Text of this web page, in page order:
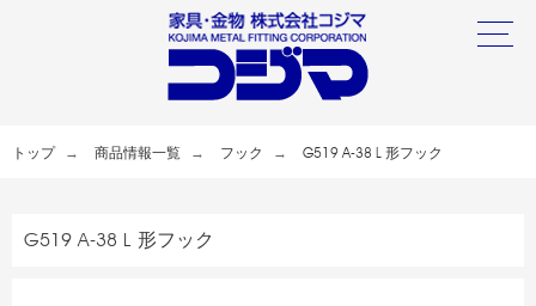
トップ 商品情報一覧 フック G519 A-38 L 形フック
G519 A-38 L 形フック